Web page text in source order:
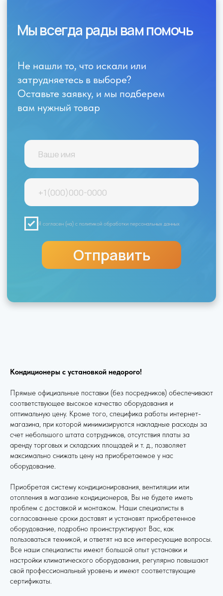
Кондиционеры с установкой недорого!
Прямые официальные поставки (без посредников) обеспечивают
соответствующее высокое качество оборудования и
оптимальную цену. Кроме того, специфика работы интернет-
магазина, при которой минимизируются накладные расходы за
счет небольшого штата сотрудников, отсутствия платы за
аренду торговых и складских площадей и т. д., позволяет
максимально снижать цену на приобретаемое у нас
оборудование.
Приобретая систему кондиционирования, вентиляции или
отопления в магазине кондиционеров, Вы не будете иметь
проблем с доставкой и монтажом. Наши специалисты в
согласованные сроки доставят и установят приобретенное
оборудование, подробно проинструктируют Вас, как
пользоваться техникой, и ответят на все интересующие вопросы.
Все наши специалисты имеют большой опыт установки и
настройки климатического оборудования, регулярно повышают
свой профессиональный уровень и имеют соответствующие
сертификаты.